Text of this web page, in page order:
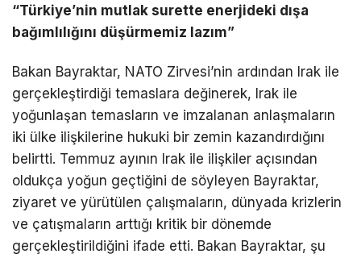
“Türkiye’nin mutlak surette enerjideki dışa
bağımlılığını düşürmemiz lazım”
Bakan Bayraktar, NATO Zirvesi’nin ardından Irak ile
gerçekleştirdiği temaslara değinerek, Irak ile
yoğunlaşan temasların ve imzalanan anlaşmaların
iki ülke ilişkilerine hukuki bir zemin kazandırdığını
belirtti. Temmuz ayının Irak ile ilişkiler açısından
oldukça yoğun geçtiğini de söyleyen Bayraktar,
ziyaret ve yürütülen çalışmaların, dünyada krizlerin
ve çatışmaların arttığı kritik bir dönemde
gerçekleştirildiğini ifade etti. Bakan Bayraktar, şu